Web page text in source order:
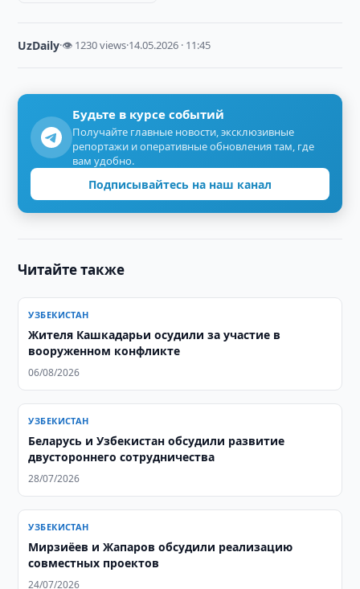
UzDaily·👁 1230 views·14.05.2026 · 11:45
Будьте в курсе событий
Получайте главные новости, эксклюзивные
репортажи и оперативные обновления там, где
вам удобно.
Подписывайтесь на наш канал
Читайте также
УЗБЕКИСТАН
Жителя Кашкадарьи осудили за участие в
вооруженном конфликте
06/08/2026
УЗБЕКИСТАН
Беларусь и Узбекистан обсудили развитие
двустороннего сотрудничества
28/07/2026
УЗБЕКИСТАН
Мирзиёев и Жапаров обсудили реализацию
совместных проектов
24/07/2026